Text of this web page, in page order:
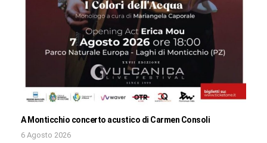
A Monticchio concerto acustico di Carmen Consoli
6 Agosto 2026